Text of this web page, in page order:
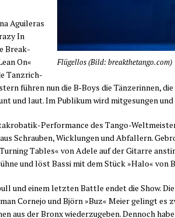
Flü­gel­los (Bild: breakthetango.com)
Agui­le­r­as
In
Break­
On«
Tanz­rich­
füh­ren nun die B‑Boys die Tän­ze­rin­nen,
und laut. Im Publi­kum wird mit­ge­sun­gen
Per­for­mance des Tan­go-
Schrau­ben, Wick­lun­gen und Abfal­lern.
Tables« von Ade­le auf der Gitar­re
und löst Bas­si mit dem Stück »Halo« von
und einem letz­ten Batt­le endet die Show.
Cor­ne­jo und Björn »Buz« Mei­er gelingt
aus der Bronx wie­der­zu­ge­ben. Den­noch